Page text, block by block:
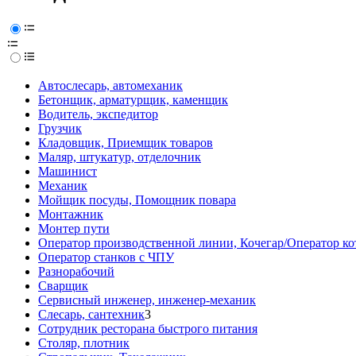
Автослесарь, автомеханик
Бетонщик, арматурщик, каменщик
Водитель, экспедитор
Грузчик
Кладовщик, Приемщик товаров
Маляр, штукатур, отделочник
Машинист
Механик
Мойщик посуды, Помощник повара
Монтажник
Монтер пути
Оператор производственной линии, Кочегар/Оператор
Оператор станков с ЧПУ
Разнорабочий
Сварщик
Сервисный инженер, инженер-механик
Слесарь, сантехник3
Сотрудник ресторана быстрого питания
Столяр, плотник